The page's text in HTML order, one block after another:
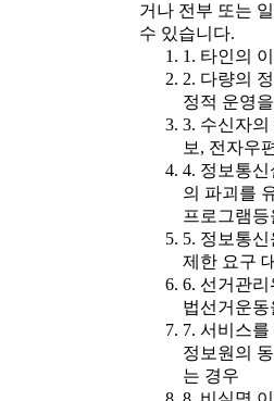
거나 전부 또는
수 있습니다.
1. 타인의
2. 다량의
정적 운영
3. 수신자
보, 전자우
4. 정보통
의 파괴를
프로그램
5. 정보통
제한 요구
6. 선거관
법선거운동
7. 서비스
정보원의
는 경우